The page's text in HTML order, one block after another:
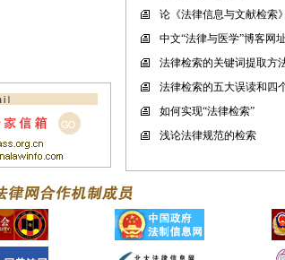
论《法律信息与文献检索
中文“法律与医学”博客网
法律检索的关键词提取方
法律检索的五大误读和四
如何实现“法律检索”
浅论法律规范的检索